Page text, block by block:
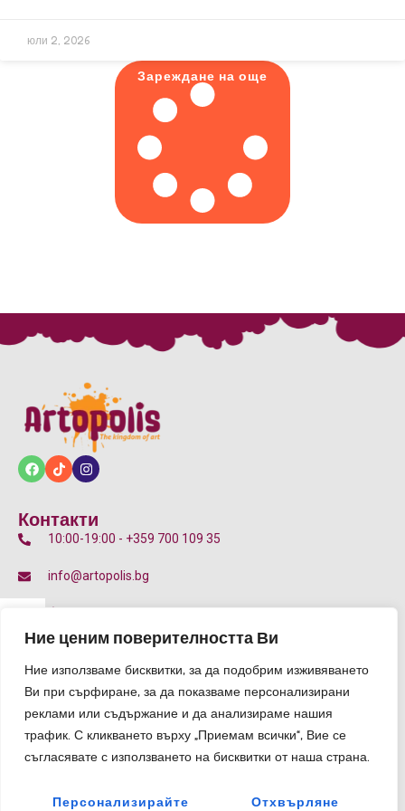
Ние ценим поверителността Ви
Ние използваме бисквитки, за да подобрим изживяването
Ви при сърфиране, за да показваме персонализирани
реклами или съдържание и да анализираме нашия
трафик. С кликването върху „Приемам всички“, Вие се
съгласявате с използването на бисквитки от наша страна.
Персонализирайте Отхвърляне
юли 2, 2026
Зареждане на още
Контакти
10:00-19:00 - +359 700 109 35
info@artopolis.bg
Общи Условия
Правила за участие
Блог